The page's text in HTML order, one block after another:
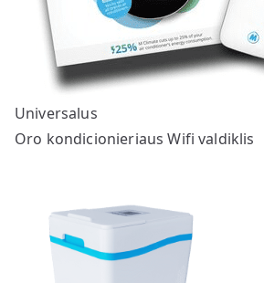
Universalus
Oro kondicionieriaus Wifi valdiklis